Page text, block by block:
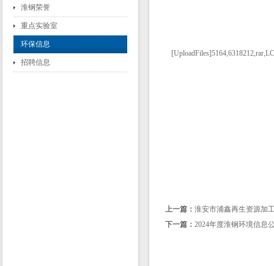
淮钢荣誉
重点实验室
环保信息
招聘信息
上一篇： 淮安市浦鑫再生资源加
下一篇： 2024年度淮钢环境信息